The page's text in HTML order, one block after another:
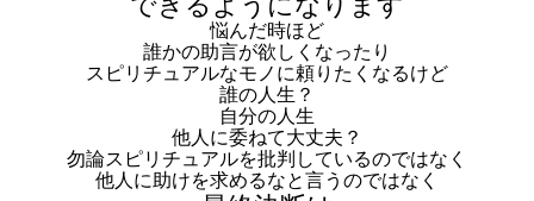
悩んだ時ほど
誰かの助言が欲しくなったり
スピリチュアルなモノに頼りたくなるけど
誰の人生？
自分の人生
他人に委ねて大丈夫？
勿論スピリチュアルを批判しているのではなく
他人に助けを求めるなと言うのではなく